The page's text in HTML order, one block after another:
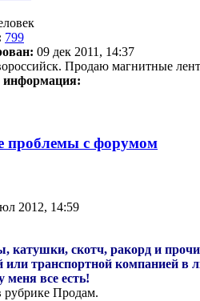
799
09 дек 2011, 14:37
Продаю магнитные
информация:
проблемы с форумом
2012, 14:59
катушки, скотч, ракорд и
транспортной компанией в
меня все есть!
Продам.